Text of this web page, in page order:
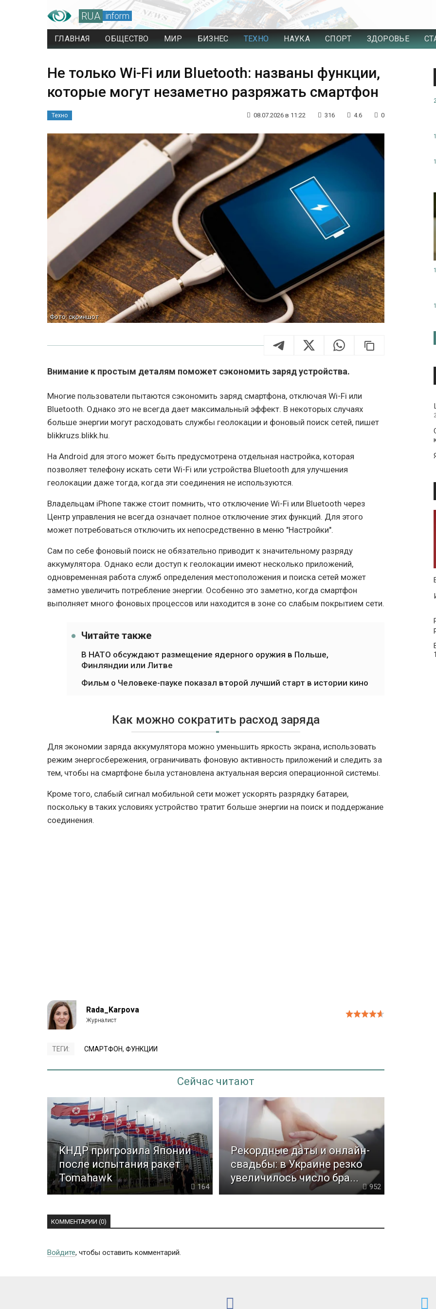
RUA inform
ГЛАВНАЯ ОБЩЕСТВО МИР БИЗНЕС ТЕХНО НАУКА СПОРТ ЗДОРОВЬЕ
Не только Wi-Fi или Bluetooth: названы функции,
которые могут незаметно разряжать смартфон
Техно 08.07.2026 в 11:22 316 4.6 0
Фото: скриншот
Внимание к простым деталям поможет сэкономить заряд устройства.
Многие пользователи пытаются сэкономить заряд смартфона, отключая Wi-Fi или
Bluetooth. Однако это не всегда дает максимальный эффект. В некоторых случаях
больше энергии могут расходовать службы геолокации и фоновый поиск сетей, пишет
blikkruzs.blikk.hu.
На Android для этого может быть предусмотрена отдельная настройка, которая
позволяет телефону искать сети Wi-Fi или устройства Bluetooth для улучшения
геолокации даже тогда, когда эти соединения не используются.
Владельцам iPhone также стоит помнить, что отключение Wi-Fi или Bluetooth через
Центр управления не всегда означает полное отключение этих функций. Для этого
может потребоваться отключить их непосредственно в меню "Настройки".
Сам по себе фоновый поиск не обязательно приводит к значительному разряду
аккумулятора. Однако если доступ к геолокации имеют несколько приложений,
одновременная работа служб определения местоположения и поиска сетей может
заметно увеличить потребление энергии. Особенно это заметно, когда смартфон
выполняет много фоновых процессов или находится в зоне со слабым покрытием сети.
Читайте также
В НАТО обсуждают размещение ядерного оружия в Польше,
Финляндии или Литве
Фильм о Человеке-пауке показал второй лучший старт в истории кино
Как можно сократить расход заряда
Для экономии заряда аккумулятора можно уменьшить яркость экрана, использовать
режим энергосбережения, ограничивать фоновую активность приложений и следить за
тем, чтобы на смартфоне была установлена актуальная версия операционной системы.
Кроме того, слабый сигнал мобильной сети может ускорять разрядку батареи,
поскольку в таких условиях устройство тратит больше энергии на поиск и поддержание
соединения.
Rada_Karpova
ТЕГИ: СМАРТФОН, ФУНКЦИИ
Сейчас читают
КНДР пригрозила Японии
после испытания ракет
Tomahawk
164
Рекордные даты и онлайн-
свадьбы: в Украине резко
увеличилось число бра...
952
КОММЕНТАРИИ (0)
Войдите, чтобы оставить комментарий.